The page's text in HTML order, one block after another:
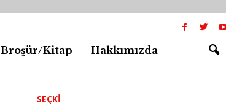
Broşür/Kitap Hakkımızda
SEÇKI